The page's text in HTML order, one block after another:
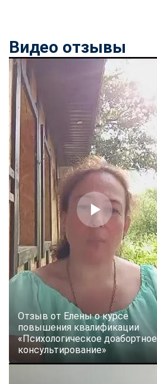
Видео отзывы
Отзыв от Елены о курсе
повышения квалификации
«Психологическое доабортное
консультирование»